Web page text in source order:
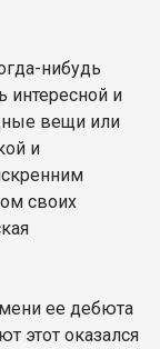
нибудь
интересной и
вещи или
и
своих
ее дебюта
этот оказался